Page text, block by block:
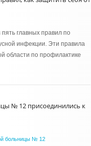
главных правил по
инфекции. Эти правила
области по профилактике
№ 12 присоединились к
больницы № 12